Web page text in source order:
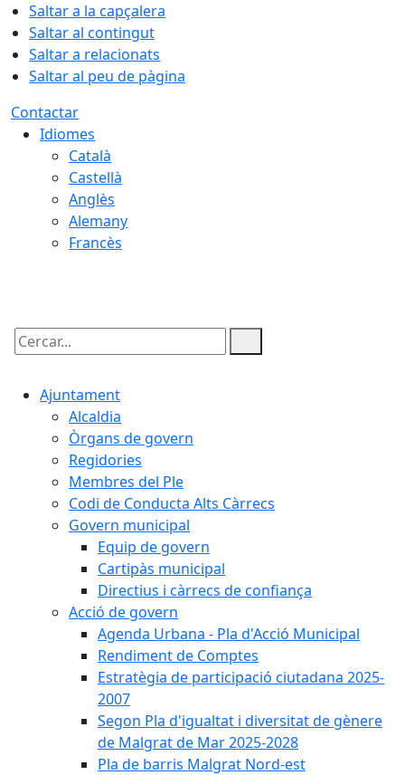
Saltar a la capçalera
Saltar al contingut
Saltar a relacionats
Saltar al peu de pàgina
Contactar
Idiomes
Català
Castellà
Anglès
Alemany
Francès
Cercar:
Ajuntament
Alcaldia
Òrgans de govern
Regidories
Membres del Ple
Codi de Conducta Alts Càrrecs
Govern municipal
Equip de govern
Cartipàs municipal
Directius i càrrecs de confiança
Acció de govern
Agenda Urbana - Pla d'Acció Municipal
Rendiment de Comptes
Estratègia de participació ciutadana 2025-
2007
Segon Pla d'igualtat i diversitat de gènere
de Malgrat de Mar 2025-2028
Pla de barris Malgrat Nord-est